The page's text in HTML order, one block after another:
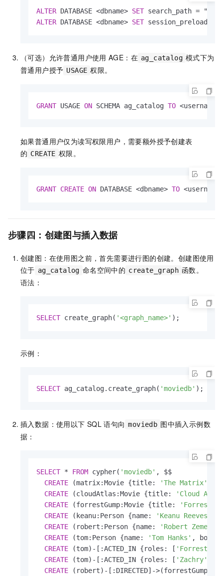
ALTER DATABASE <dbname> SET search_path =
ALTER DATABASE <dbname> SET
（可选）允许普通用户使用 AGE：在 ag_catalog 模式下为
普通用户授予 USAGE 权限。
GRANT USAGE ON SCHEMA ag_catalog TO <username
如果普通用户仅为读写权限用户，需要额外授予创建表
的 CREATE 权限。
GRANT CREATE ON DATABASE <dbname> TO <username
步骤四：创建图与插入数据
创建图：在使用图之前，首先需要进行图的创建。创建图使用
位于 ag_catalog 命名空间中的 create_graph 函数。
语法：
SELECT create_graph( '<graph_name>' );
示例：
SELECT ag_catalog.create_graph( 'moviedb' );
插入数据：使用以下 SQL 语句向 moviedb 图中插入示例数
据：
SELECT * FROM cypher( 'moviedb' , $$
CREATE (matrix:Movie {title: 'The Matrix'
CREATE (cloudAtlas:Movie {title:
'Cloud
CREATE (forrestGump:Movie {title:
'Forrest
CREATE (keanu:Person {name: 'Keanu Reeves'
CREATE (robert:Person {name:
'Robert
CREATE (tom:Person {name: 'Tom Hanks' , born:
CREATE (tom) - [:ACTED_IN {roles: [ 'Forrest'
CREATE (tom) - [:ACTED_IN {roles: [ 'Zachry'
CREATE (robert) - [:DIRECTED] ->(forrestGump)